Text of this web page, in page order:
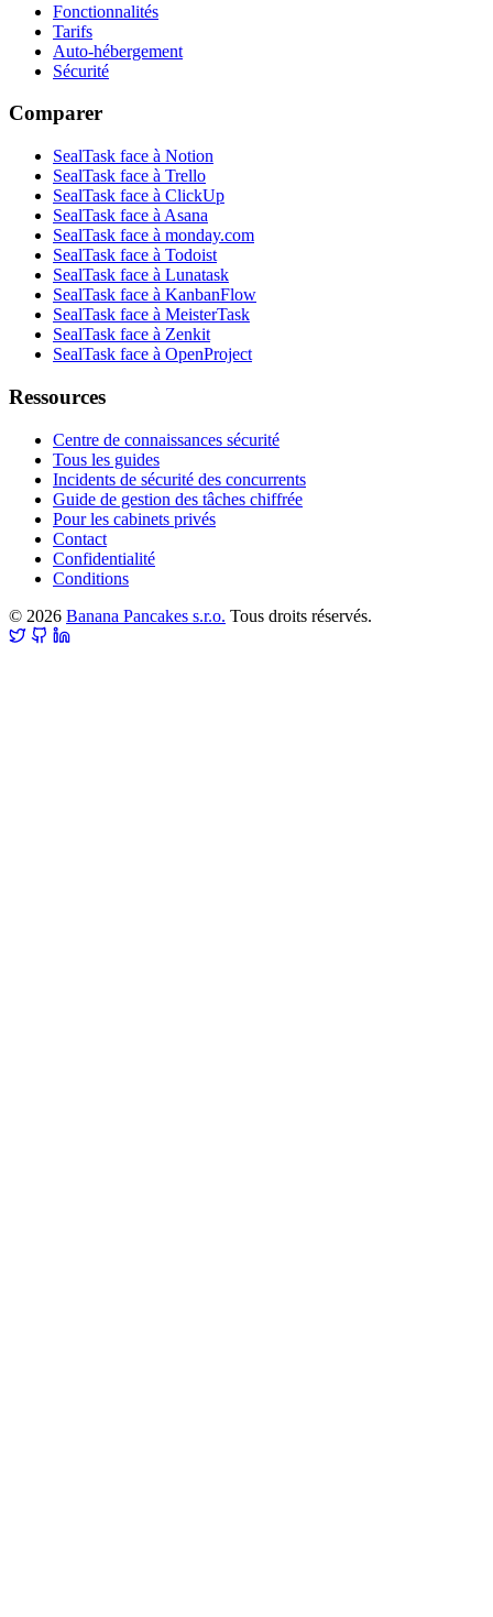
Fonctionnalités
Tarifs
Auto-hébergement
Sécurité
Comparer
SealTask face à Notion
SealTask face à Trello
SealTask face à ClickUp
SealTask face à Asana
SealTask face à monday.com
SealTask face à Todoist
SealTask face à Lunatask
SealTask face à KanbanFlow
SealTask face à MeisterTask
SealTask face à Zenkit
SealTask face à OpenProject
Ressources
Centre de connaissances sécurité
Tous les guides
Incidents de sécurité des concurrents
Guide de gestion des tâches chiffrée
Pour les cabinets privés
Contact
Confidentialité
Conditions
© 2026 Banana Pancakes s.r.o. Tous droits réservés.